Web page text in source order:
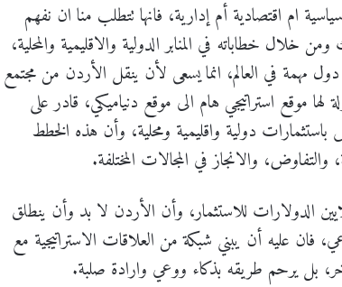
ام اقتصادية أم إدارية، فانها تتطلب منا ان نفهم
خلال خطاباته في المنابر الدولية والاقليمية والمحلية،
مهمة في العالم، انما يسعى لأن ينقل الأردن من مجتمع
موقع استراتيجي هام الى موقع دنیامیکي، قادر على
دولية واقليمية ومحلية، وأن هذه الخطط
والانجاز في المجالات المختلفة.
الدولارات للاستثمار، وأن الأردن لا بد وأن ينطلق
فان عليه أن يبني شبكة من العلاقات الاستراتيجية مع
بل يرحم طريقه بذكاء ووعي وارادة صلبة.